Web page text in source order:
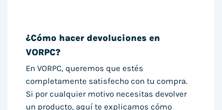
¿Cómo hacer devoluciones en
VORPC?
En VORPC, queremos que estés
completamente satisfecho con tu compra.
Si por cualquier motivo necesitas devolver
un producto, aquí te explicamos cómo